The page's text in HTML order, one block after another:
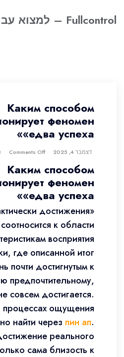
Fullcontrol – למצוא עבודה בענף הבנייה
Каким способом
феномен
«едва успеха»
דצמבר 4, 2025 dorontt3
Comments Off
Каким способом
феномен
«едва успеха»
достижения»
соотносится к области
восприятия
где описанной итог
почти достигнутым к
предпочтительному,
совсем достигается.
ощущения
найти через пин ап.
реального
сама близость к